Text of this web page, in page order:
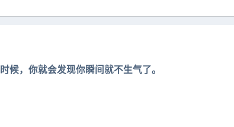
候，你就会发现你瞬间就不生气了。